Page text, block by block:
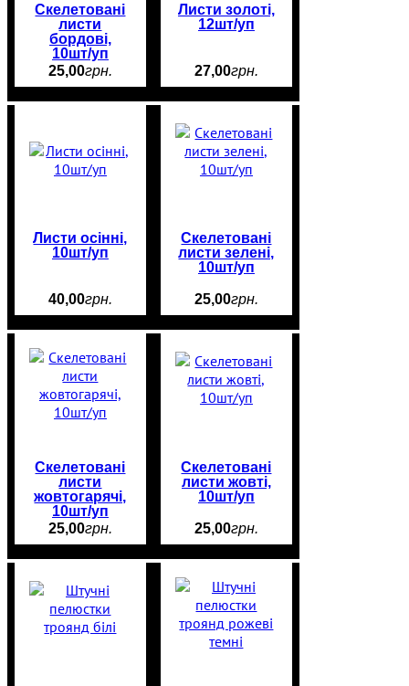
Скелетовані
листи
бордові,
10шт/уп
25,00грн.
Листи золоті,
12шт/уп
27,00грн.
Листи осінні,
10шт/уп
40,00грн.
Скелетовані
листи зелені,
10шт/уп
25,00грн.
Скелетовані
листи
жовтогарячі,
10шт/уп
25,00грн.
Скелетовані
листи жовті,
10шт/уп
25,00грн.